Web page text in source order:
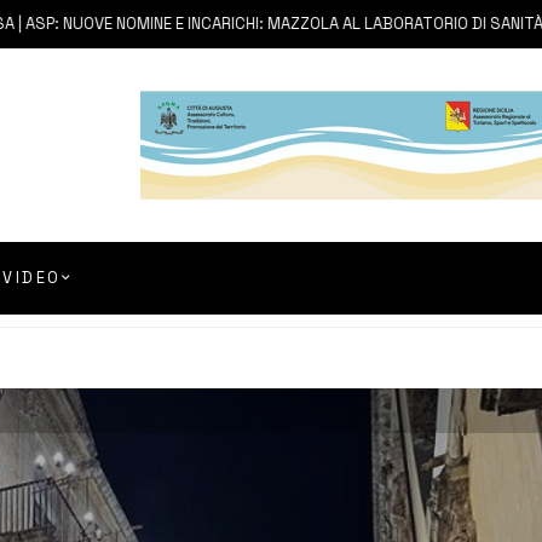
NUOVE NOMINE E INCARICHI: MAZZOLA AL LABORATORIO DI SANITÀ
VIDEO